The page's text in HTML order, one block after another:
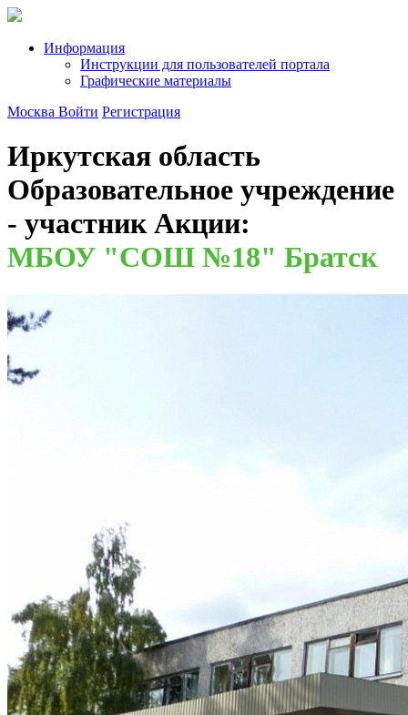
Информация
Инструкции для пользователей портала
Графические материалы
Москва Войти Регистрация
Иркутская область
Образовательное учреждение
- участник Акции:
МБОУ "СОШ №18" Братск